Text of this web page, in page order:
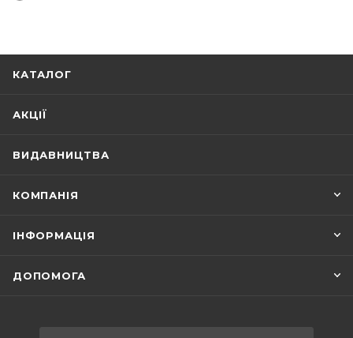
КАТАЛОГ
АКЦІЇ
ВИДАВНИЦТВА
КОМПАНІЯ
ІНФОРМАЦІЯ
ДОПОМОГА